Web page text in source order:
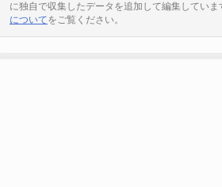
に独自で収集したデータを追加して編集していま
についてをご覧ください。